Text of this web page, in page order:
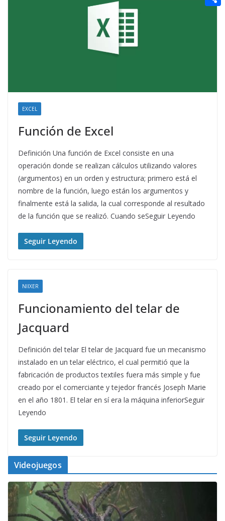
EXCEL
Función de Excel
Definición Una función de Excel consiste en una
operación donde se realizan cálculos utilizando valores
(argumentos) en un orden y estructura; primero está el
nombre de la función, luego están los argumentos y
finalmente está la salida, la cual corresponde al resultado
de la función que se realizó. Cuando seSeguir Leyendo
Seguir Leyendo
NIIXER
Funcionamiento del telar de
Jacquard
Definición del telar El telar de Jacquard fue un mecanismo
instalado en un telar eléctrico, el cual permitió que la
fabricación de productos textiles fuera más simple y fue
creado por el comerciante y tejedor francés Joseph Marie
en el año 1801. El telar en sí era la máquina inferiorSeguir
Leyendo
Seguir Leyendo
Videojuegos
n
a
r